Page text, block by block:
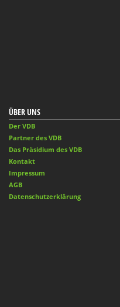
ÜBER UNS
Der VDB
Partner des VDB
Das Präsidium des VDB
Kontakt
Impressum
AGB
Datenschutzerklärung